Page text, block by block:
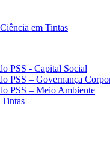
em Tintas
PSS - Capital Social
PSS – Governança
PSS – Meio Ambiente